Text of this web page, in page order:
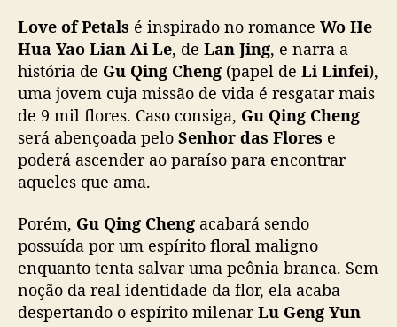
m
a
n
c
e
e
n
t
h
u
m
a
o
— iQIYI (@iQIYI)March 3, 2025
Love of Petals é inspirado no romance Wo He
Hua Yao Lian Ai Le, de Lan Jing, e narra a
história de Gu Qing Cheng (papel de Li Linfei),
uma jovem cuja missão de vida é resgatar mais
de 9 mil flores. Caso consiga, Gu Qing Cheng
será abençoada pelo Senhor das Flores e
poderá ascender ao paraíso para encontrar
aqueles que ama.
Porém, Gu Qing Cheng acabará sendo
possuída por um espírito floral maligno
enquanto tenta salvar uma peônia branca. Sem
noção da real identidade da flor, ela acaba
despertando o espírito milenarLu Geng Yun